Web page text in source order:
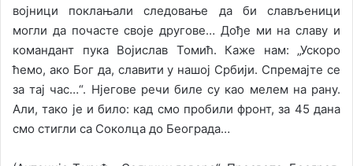
војници поклањали следовање да би слављеници
могли да почасте своје другове… Дође ми на славу и
командант пука Војислав Томић. Каже нам: „Ускоро
ћемо, ако Бог да, славити у нашој Србији. Спремајте се
за тај час…“. Нјегове речи биле су као мелем на рану.
Али, тако је и било: кад смо пробили фронт, за 45 дана
смо стигли са Соколца до Београда…